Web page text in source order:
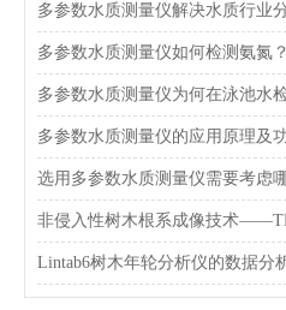
多参数水质测量仪如何检测氨氮？